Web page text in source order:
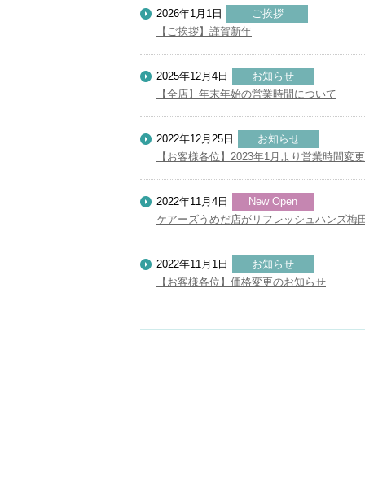
2026年1月1日
ご挨拶
【ご挨拶】謹賀新年
2025年12月4日
お知らせ
【全店】年末年始の営業時間について
2022年12月25日
お知らせ
【お客様各位】2023年1月より営業時間変
2022年11月4日
New Open
ケアーズうめだ店がリフレッシュハンズ梅
2022年11月1日
お知らせ
【お客様各位】価格変更のお知らせ